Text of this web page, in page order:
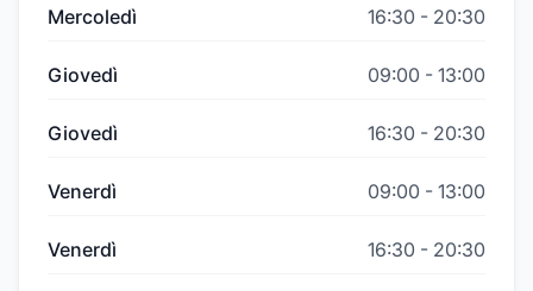
Mercoledì 16:30 - 20:30
Giovedì 09:00 - 13:00
Giovedì 16:30 - 20:30
Venerdì 09:00 - 13:00
Venerdì 16:30 - 20:30